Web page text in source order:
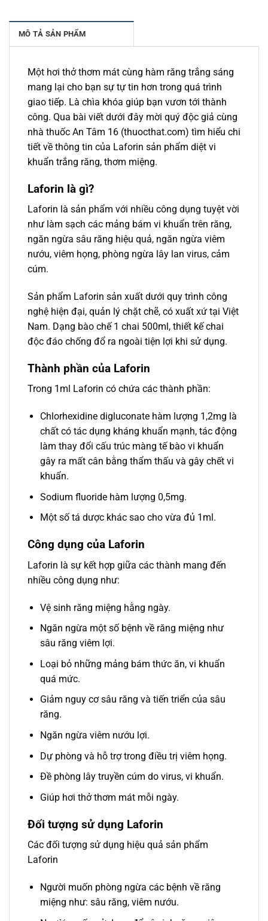
MÔ TẢ SẢN PHẨM
Một hơi thở thơm mát cùng hàm răng trắng sáng
mang lại cho bạn sự tự tin hơn trong quá trình
giao tiếp. Là chìa khóa giúp bạn vươn tới thành
công. Qua bài viết dưới đây mời quý độc giả cùng
nhà thuốc An Tâm 16 (thuocthat.com) tìm hiểu chi
tiết về thông tin của Laforin sản phẩm diệt vi
khuẩn trắng răng, thơm miệng.
Laforin là gì?
Laforin là sản phẩm với nhiều công dụng tuyệt vời
như làm sạch các mảng bám vi khuẩn trên răng,
ngăn ngừa sâu răng hiệu quả, ngăn ngừa viêm
nướu, viêm họng, phòng ngừa lây lan virus, cảm
cúm.
Sản phẩm Laforin sản xuất dưới quy trình công
nghệ hiện đại, quản lý chặt chẽ, có xuất xứ tại Việt
Nam. Dạng bào chế 1 chai 500ml, thiết kế chai
độc đáo chống đổ ra ngoài tiện lợi khi sử dụng.
Thành phần của Laforin
Trong 1ml Laforin có chứa các thành phần:
Chlorhexidine digluconate hàm lượng 1,2mg là
chất có tác dụng kháng khuẩn mạnh, tác động
làm thay đổi cấu trúc màng tế bào vi khuẩn
gây ra mất cân bằng thẩm thấu và gây chết vi
khuẩn.
Sodium fluoride hàm lượng 0,5mg.
Một số tá dược khác sao cho vừa đủ 1ml.
Công dụng của Laforin
Laforin là sự kết hợp giữa các thành mang đến
nhiều công dụng như:
Vệ sinh răng miệng hằng ngày.
Ngăn ngừa một số bệnh về răng miệng như
sâu răng viêm lợi.
Loại bỏ những mảng bám thức ăn, vi khuẩn
quá mức.
Giảm nguy cơ sâu răng và tiến triển của sâu
răng.
Ngăn ngừa viêm nướu lợi.
Dự phòng và hỗ trợ trong điều trị viêm họng.
Đề phòng lây truyền cúm do virus, vi khuẩn.
Giúp hơi thở thơm mát mỗi ngày.
Đối tượng sử dụng Laforin
Các đối tượng sử dụng hiệu quả sản phẩm
Laforin
Người muốn phòng ngừa các bệnh về răng
miệng như: sâu răng, viêm nướu.